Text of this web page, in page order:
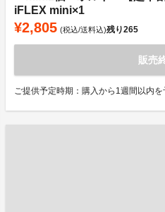
iFLEX mini×1
¥2,805 (税込/送料込)残り265
販売
ご提供予定時期：購入から1週間以内を